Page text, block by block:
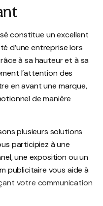
constitue un excellent
d’une entreprise lors
à sa hauteur et à sa
l’attention des
en avant une marque,
de manière
plusieurs solutions
participiez à une
une exposition ou un
publicitaire vous aide à
votre communication